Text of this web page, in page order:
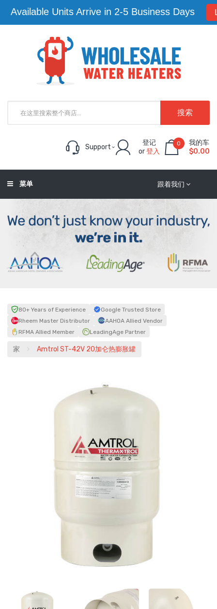
Lowest Price Guaranteed Learn
搜索
Support
登记
or登入
0
我的车
$0.00
跟着我们
菜单
80+ Years of Experience
Google Trusted Store
Rheem Master Distributor
AAHOA Allied Vendor
RFMA Allied Member
LeadingAge Partner
家 Amtrol ST-42V 20加仑热膨胀罐